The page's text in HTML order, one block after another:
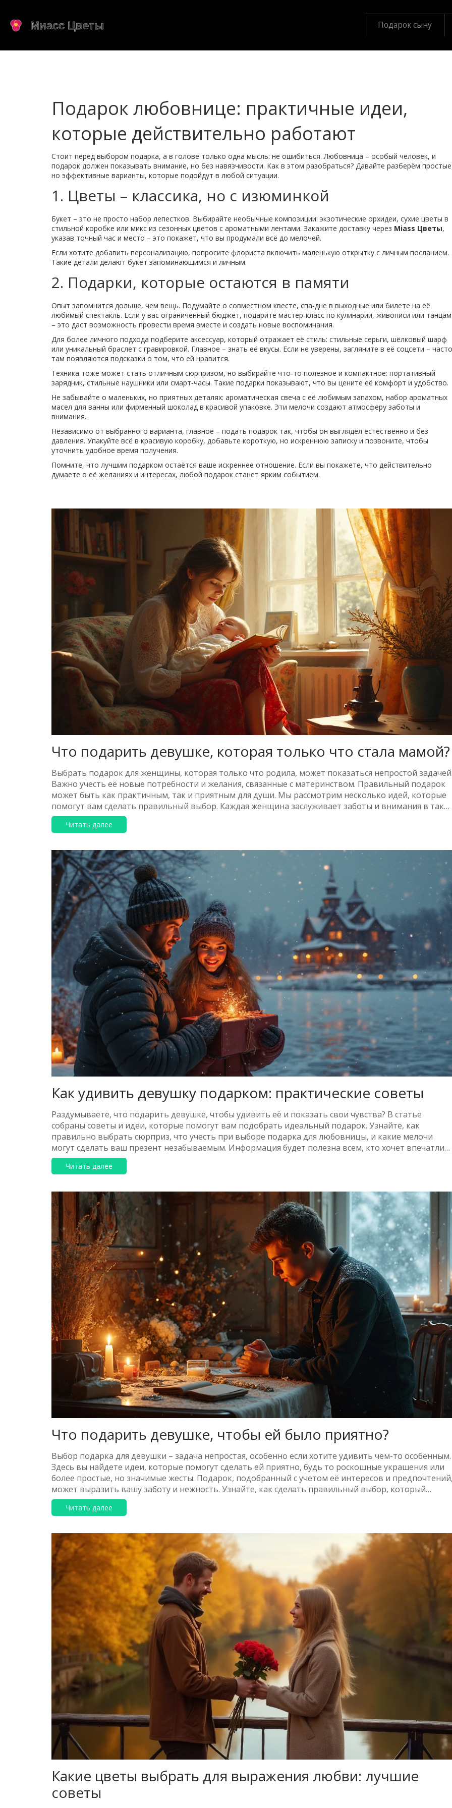
Подарок сыну
Подарок любовнице: практичные идеи,
которые действительно работают
Стоит перед выбором подарка, а в голове только одна мысль: не ошибиться. Любовница – особый человек, и
подарок должен показывать внимание, но без навязчивости. Как в этом разобраться? Давайте разберём
но эффективные варианты, которые подойдут в любой ситуации.
1. Цветы – классика, но с изюминкой
Букет – это не просто набор лепестков. Выбирайте необычные композиции: экзотические орхидеи, сухие цветы в
стильной коробке или микс из сезонных цветов с ароматными лентами. Закажите доставку через Miass Цветы,
указав точный час и место – это покажет, что вы продумали всё до мелочей.
Если хотите добавить персонализацию, попросите флориста включить маленькую открытку с личным посланием.
Такие детали делают букет запоминающимся и личным.
2. Подарки, которые остаются в памяти
Опыт запомнится дольше, чем вещь. Подумайте о совместном квесте, спа‑дне в выходные или билете на её
любимый спектакль. Если у вас ограниченный бюджет, подарите мастер‑класс по кулинарии, живописи или танцам
– это даст возможность провести время вместе и создать новые воспоминания.
Для более личного подхода подберите аксессуар, который отражает её стиль: стильные серьги, шёлковый шарф
или уникальный браслет с гравировкой. Главное – знать её вкусы. Если не уверены, загляните в её соцсети – часто
там появляются подсказки о том, что ей нравится.
Техника тоже может стать отличным сюрпризом, но выбирайте что‑то полезное и компактное: портативный
зарядник, стильные наушники или смарт‑часы. Такие подарки показывают, что вы цените её комфорт и удобство.
Не забывайте о маленьких, но приятных деталях: ароматическая свеча с её любимым запахом, набор ароматных
масел для ванны или фирменный шоколад в красивой упаковке. Эти мелочи создают атмосферу заботы и
внимания.
Независимо от выбранного варианта, главное – подать подарок так, чтобы он выглядел естественно и без
давления. Упакуйте всё в красивую коробку, добавьте короткую, но искреннюю записку и позвоните, чтобы
уточнить удобное время получения.
Помните, что лучшим подарком остаётся ваше искреннее отношение. Если вы покажете, что действительно
думаете о её желаниях и интересах, любой подарок станет ярким событием.
Что подарить девушке, которая только что стала мамой?
Выбрать подарок для женщины, которая только что родила, может показаться непростой
Важно учесть её новые потребности и желания, связанные с материнством. Правильный подарок
может быть как практичным, так и приятным для души. Мы рассмотрим несколько идей, которые
помогут вам сделать правильный выбор. Каждая женщина заслуживает заботы и внимания в
значительный период её жизни.
Читать далее
Как удивить девушку подарком: практические советы
Раздумываете, что подарить девушке, чтобы удивить её и показать свои чувства? В статье
собраны советы и идеи, которые помогут вам подобрать идеальный подарок. Узнайте, как
правильно выбрать сюрприз, что учесть при выборе подарка для любовницы, и какие мелочи
могут сделать ваш презент незабываемым. Информация будет полезна всем, кто хочет
свою вторую половинку.
Читать далее
Что подарить девушке, чтобы ей было приятно?
Выбор подарка для девушки – задача непростая, особенно если хотите удивить чем-то особенным.
Здесь вы найдете идеи, которые помогут сделать ей приятно, будь то роскошные украшения или
более простые, но значимые жесты. Подарок, подобранный с учетом её интересов и
может выразить вашу заботу и нежность. Узнайте, как сделать правильный выбор, который
оставит яркие впечатления.
Читать далее
Какие цветы выбрать для выражения любви: лучшие
советы